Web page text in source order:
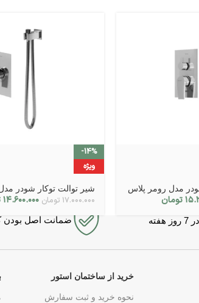
مدل رومر پلاس
تومان
-14%
ویژه
شیر توالت توکار شودر
۱۷.۰۰۰.۰۰۰ تومان ۱۴.۶۰۰.۰۰۰
ضمانت اصل بودن
خرید از ساختمان استور
نحوه خرید و ثبت سفارش